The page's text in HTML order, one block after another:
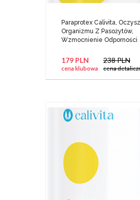
Paraprotex Calivita,
Organizmu Z Pasożytów,
Wzmocnienie Odporności
179 PLN
cena klubowa
238 PLN
cena